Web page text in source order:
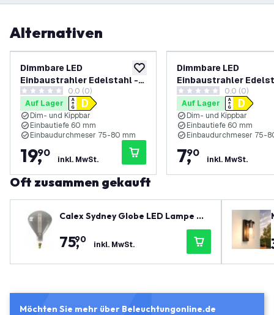
Alternativen
zur Wunschliste hinzufügen
Dimmbare LED
Einbaustrahler Edelstahl -
Rio - 3W - 4000K - ø85mm -
3 Pack
0 Bewertungssterne
0.0 (0)
Auf Lager
Dim- und Kippbar
Einbautiefe 60 mm
Einbaudurchmeser 75-80 mm
19,
90
inkl. MwSt.
Dimmbare LED
Einbaustrahler
Rio - 3W - 4000K -
0 Bewertungssterne
0.0 (0)
Auf Lager
Dim- und Kippbar
Einbautiefe 60 mm
Einbaudurchmeser 75-
7,
90
inkl. MwSt.
Oft zusammen gekauft
Calex Sydney Globe LED Lampe Ø2
50 - E27 - 250 Lm - Titan - Vintage
Lampe
75,
90 inkl. MwSt.
Möchten Sie mehr über Beleuchtungonline.de